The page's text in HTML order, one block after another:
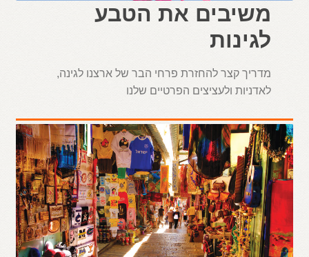
משיבים את הטבע
לגינות
מדריך קצר להחזרת פרחי הבר של ארצנו לגינה,
לאדניות ולעציצים הפרטיים שלנו